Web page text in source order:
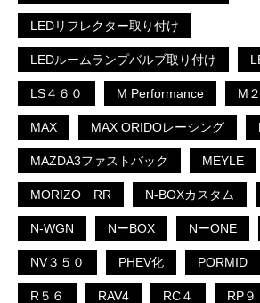
LEDリフレクター取り付け
LEDルームランプバルブ取り付け
LS４６０ M Performance M２
MAX MAX ORIDOレーシング
MAZDA3ファストバック MEYLE
MORIZO RR N-BOXカスタム
N-WGN NーBOX NーONE
NV３５０ PHEV化 PORMID
R５６ RAV4 RC４ RP９